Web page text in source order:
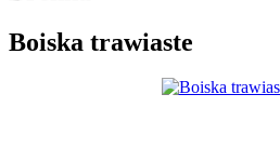
Boiska trawiaste